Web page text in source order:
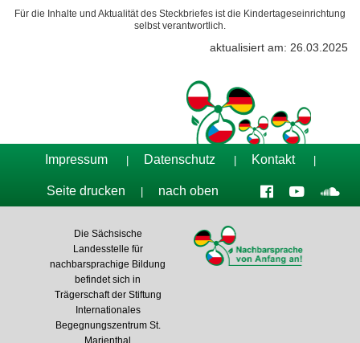
Für die Inhalte und Aktualität des Steckbriefes ist die Kindertageseinrichtung
selbst verantwortlich.
aktualisiert am: 26.03.2025
Impressum Datenschutz Kontakt
Seite drucken nach oben
Die Sächsische
Landesstelle für
nachbarsprachige Bildung
befindet sich in
Trägerschaft der Stiftung
Internationales
Begegnungszentrum St.
Marienthal